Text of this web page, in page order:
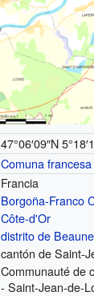
47°06′09″N
Comuna francesa
Francia
Borgoña-Franco
Côte-d'Or
distrito de Beaune
cantón de Saint-
Communauté de
- Saint-Jean-de-